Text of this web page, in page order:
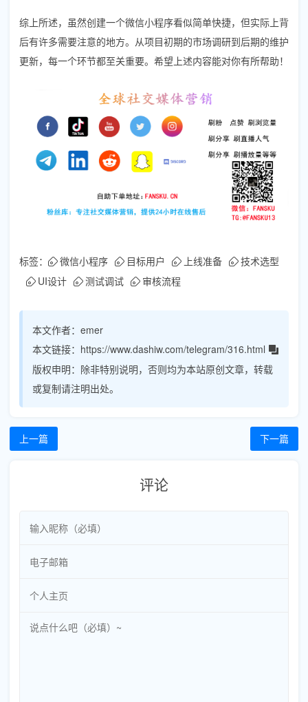
综上所述，虽然创建一个微信小程序看似简单快捷，但实际上背
后有许多需要注意的地方。从项目初期的市场调研到后期的维护
更新，每一个环节都至关重要。希望上述内容能对你有所帮助！
标签： 微信小程序 目标用户 上线准备
技术选型
UI设计
测试调试 审核流程
本文作者： emer
本文链接： https://www.dashiw.com/telegram/316.html
版权申明： 除非特别说明，否则均为本站原创文章，转载
或复制请注明出处。
上一篇 下一篇
评论